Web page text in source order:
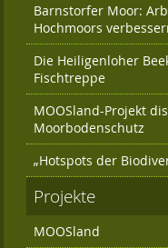
Barnstorfer Moor:
Hochmoors
Die Heiligenloher
Fischtreppe
MOOSland-Projekt
Moorbodenschutz
„Hotspots der
Projekte
MOOSland